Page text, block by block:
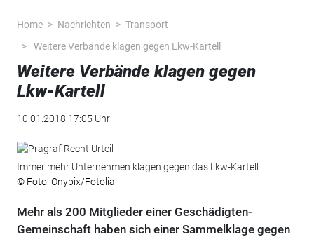
Home Nachrichten
Transport
Weitere Verbände klagen gegen Lkw-Kartell
Weitere Verbände klagen gegen
Lkw-Kartell
10.01.2018 17:05 Uhr
Immer mehr Unternehmen klagen gegen das Lkw-Kartell
© Foto: Onypix/Fotolia
Mehr als 200 Mitglieder einer Geschädigten-
Gemeinschaft haben sich einer Sammelklage gegen